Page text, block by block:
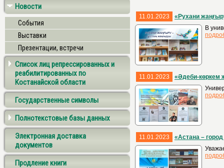
Новости
События
Выставки
Презентации, встречи
Список лиц репрессированных и
реабилитированных по
Костанайской области
Государственные символы
Полнотекстовые базы данных
Электронная доставка
документов
Продление книги
11.01.2023
«Рухани
В
11.01.2023
«Әдеби-көркем
11.01.2023
«Астана –